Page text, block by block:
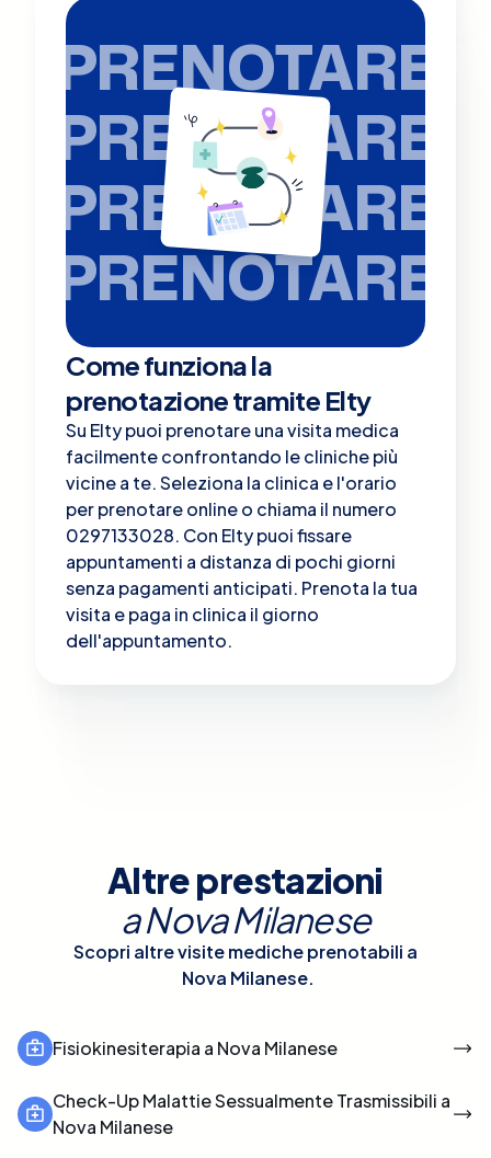
PRENOTARE
PRENOTARE
PRENOTARE
PRENOTARE
Come funziona la
prenotazione tramite Elty
Su Elty puoi prenotare una visita medica
facilmente confrontando le cliniche più
vicine a te. Seleziona la clinica e l'orario
per prenotare online o chiama il numero
0297133028. Con Elty puoi fissare
appuntamenti a distanza di pochi giorni
senza pagamenti anticipati. Prenota la tua
visita e paga in clinica il giorno
dell'appuntamento.
Altre prestazioni
aNova Milanese
Scopri altre visite mediche prenotabili a
Nova Milanese.
Fisiokinesiterapia a Nova Milanese
Check-Up Malattie Sessualmente Trasmissibili a
Nova Milanese